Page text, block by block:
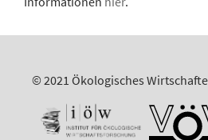
© 2021 Ökologisches